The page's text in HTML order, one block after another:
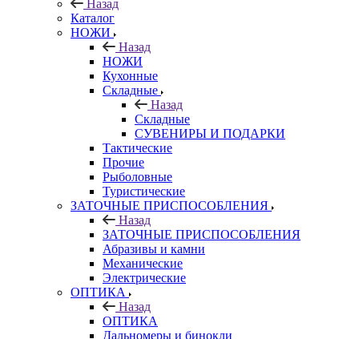
Назад
Каталог
НОЖИ
Назад
НОЖИ
Кухонные
Складные
Назад
Складные
СУВЕНИРЫ И ПОДАРКИ
Тактические
Прочие
Рыболовные
Туристические
ЗАТОЧНЫЕ ПРИСПОСОБЛЕНИЯ
Назад
ЗАТОЧНЫЕ ПРИСПОСОБЛЕНИЯ
Абразивы и камни
Механические
Электрические
ОПТИКА
Назад
ОПТИКА
Дальномеры и бинокли